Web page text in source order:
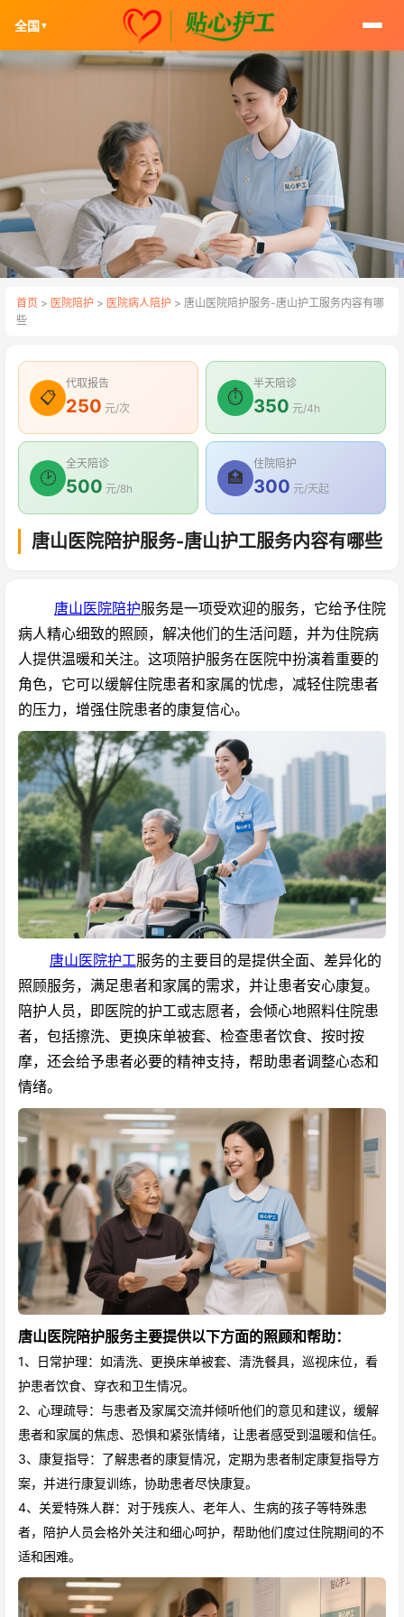
全国 ▼
首页 > 医院陪护 > 医院病人陪护 > 唐山医院陪护服务-唐山护工服务内容有哪
些
📋
代取报告
250 元/次
⏱
半天陪诊
350 元/4h
🕑
全天陪诊
500 元/8h
🏥
住院陪护
300 元/天起
唐山医院陪护服务-唐山护工服务内容有哪些
唐山医院陪护服务是一项受欢迎的服务，它给予住院
病人精心细致的照顾，解决他们的生活问题，并为住院病
人提供温暖和关注。这项陪护服务在医院中扮演着重要的
角色，它可以缓解住院患者和家属的忧虑，减轻住院患者
的压力，增强住院患者的康复信心。
唐山医院护工服务的主要目的是提供全面、差异化的
照顾服务，满足患者和家属的需求，并让患者安心康复。
陪护人员，即医院的护工或志愿者，会倾心地照料住院患
者，包括擦洗、更换床单被套、检查患者饮食、按时按
摩，还会给予患者必要的精神支持，帮助患者调整心态和
情绪。
唐山医院陪护服务主要提供以下方面的照顾和帮助：
1、日常护理：如清洗、更换床单被套、清洗餐具，巡视床位，看
护患者饮食、穿衣和卫生情况。
2、心理疏导：与患者及家属交流并倾听他们的意见和建议，缓解
患者和家属的焦虑、恐惧和紧张情绪，让患者感受到温暖和信任。
3、康复指导：了解患者的康复情况，定期为患者制定康复指导方
案，并进行康复训练，协助患者尽快康复。
4、关爱特殊人群：对于残疾人、老年人、生病的孩子等特殊患
者，陪护人员会格外关注和细心呵护，帮助他们度过住院期间的不
适和困难。